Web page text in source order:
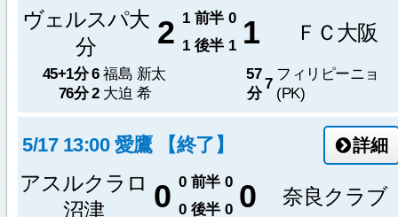
ヴェルスパ大
分
2 1 前半 0 1 ＦＣ大阪
1 後半 1
45+1分 6 福島 新太
76分 2 大迫 希
57
分
7
フィリピーニョ
(PK)
5/17 13:00 愛鷹 【終了】 詳細
アスルクラロ
沼津
0 0 前半 0 0 奈良クラブ
0 後半 0